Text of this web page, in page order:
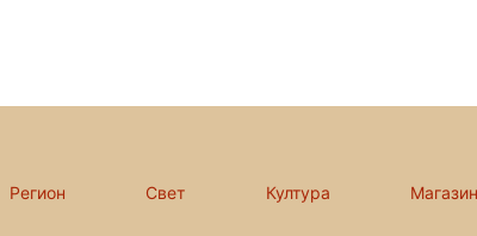
Регион Свет Култура Магазин